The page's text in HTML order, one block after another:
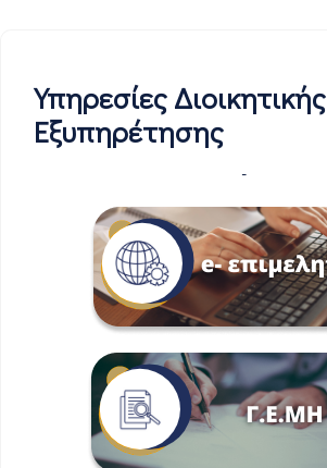
Υπηρεσίες Διοικητικής
Εξυπηρέτησης
-